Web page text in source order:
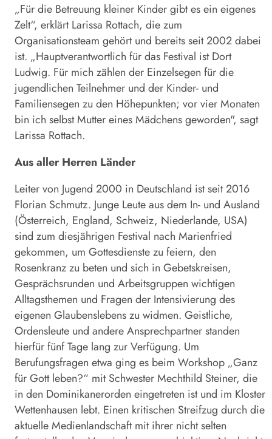
„Für die Betreuung kleiner Kinder gibt es ein eigenes
Zelt“, erklärt Larissa Rottach, die zum
Organisationsteam gehört und bereits seit 2002 dabei
ist. „Hauptverantwortlich für das Festival ist Dort
Ludwig. Für mich zählen der Einzelsegen für die
jugendlichen Teilnehmer und der Kinder- und
Familiensegen zu den Höhepunkten; vor vier Monaten
bin ich selbst Mutter eines Mädchens geworden", sagt
Larissa Rottach.
Aus aller Herren Länder
Leiter von Jugend 2000 in Deutschland ist seit 2016
Florian Schmutz. Junge Leute aus dem In- und Ausland
(Österreich, England, Schweiz, Niederlande, USA)
sind zum diesjährigen Festival nach Marienfried
gekommen, um Gottesdienste zu feiern, den
Rosenkranz zu beten und sich in Gebetskreisen,
Gesprächsrunden und Arbeitsgruppen wichtigen
Alltagsthemen und Fragen der Intensivierung des
eigenen Glaubenslebens zu widmen. Geistliche,
Ordensleute und andere Ansprechpartner standen
hierfür fünf Tage lang zur Verfügung. Um
Berufungsfragen etwa ging es beim Workshop „Ganz
für Gott leben?“ mit Schwester Mechthild Steiner, die
in den Dominikanerorden eingetreten ist und im Kloster
Wettenhausen lebt. Einen kritischen Streifzug durch die
aktuelle Medienlandschaft mit ihrer nicht selten